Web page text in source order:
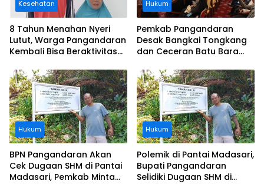
Kesehatan
8 Tahun Menahan Nyeri
Lutut, Warga Pangandaran
Kembali Bisa Beraktivitas
Ditanggung BPJS
Hukum
Pemkab Pangandaran
Desak Bangkai Tongkang
dan Ceceran Batu Bara
Buruknya Koordinasi
Perusahaan
Hukum
BPN Pangandaran Akan
Cek Dugaan SHM di Pantai
Madasari, Pemkab Minta
Hukum
Polemik di Pantai Madasari,
Bupati Pangandaran
Selidiki Dugaan SHM di